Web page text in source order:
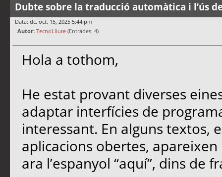
Dubte sobre la traducció automàtica i l’ús
Data: dc. oct. 15, 2025 5:44 pm
Autor: TecnoLliure (Entrades: 4)
Hola a tothom,
He estat provant diverses
adaptar interfícies de
interessant. En alguns textos,
aplicacions obertes,
ara l’espanyol “aquí”, dins de